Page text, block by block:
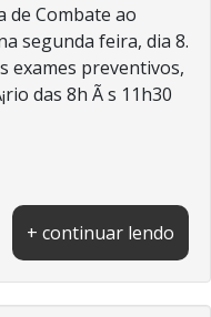
de Combate ao
segunda feira, dia 8.
exames preventivos,
das 8h Ã s 11h30
+ continuar lendo